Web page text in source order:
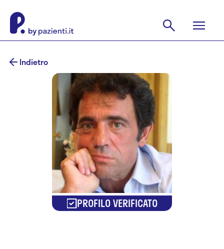
Indietro
PROFILO VERIFICATO